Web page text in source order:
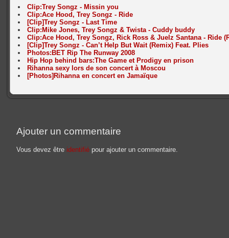
Clip:Trey Songz - Missin you
Clip:Ace Hood, Trey Songz - Ride
[Clip]Trey Songz - Last Time
Clip:Mike Jones, Trey Songz & Twista - Cuddy buddy
Clip:Ace Hood, Trey Songz, Rick Ross & Juelz Santana - Ride
[Clip]Trey Songz - Can’t Help But Wait (Remix) Feat. Plies
Photos:BET Rip The Runway 2008
Hip Hop behind bars:The Game et Prodigy en prison
Rihanna sexy lors de son concert à Moscou
[Photos]Rihanna en concert en Jamaïque
Ajouter un commentaire
Vous devez être identifié pour ajouter un commentaire.